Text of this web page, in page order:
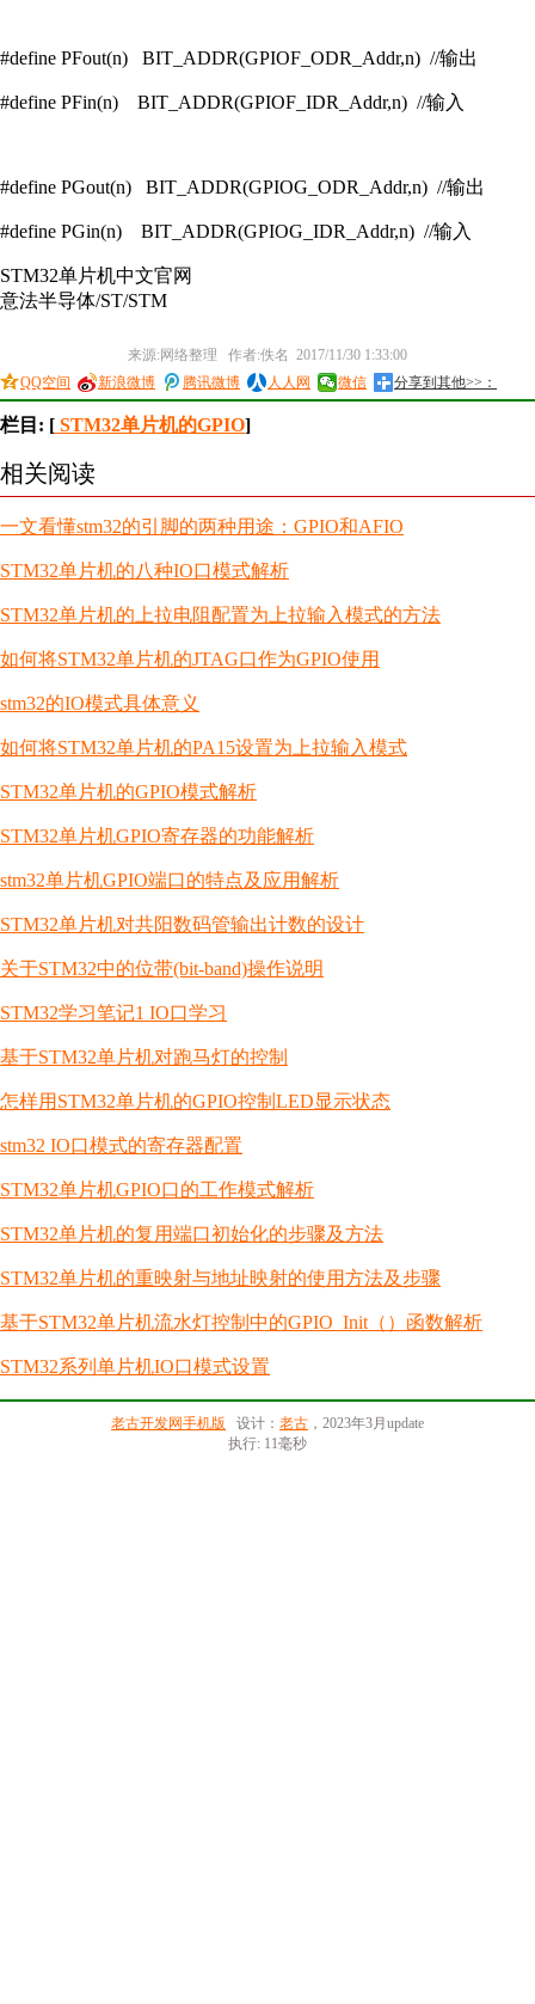
#define PFout(n) BIT_ADDR(GPIOF_ODR_Addr,n) //输出
#define PFin(n) BIT_ADDR(GPIOF_IDR_Addr,n) //输入
#define PGout(n) BIT_ADDR(GPIOG_ODR_Addr,n) //输出
#define PGin(n) BIT_ADDR(GPIOG_IDR_Addr,n) //输入
STM32单片机中文官网
意法半导体/ST/STM
来源:网络整理 作者:佚名 2017/11/30 1:33:00
QQ空间
新浪微博 腾讯微博 人人网 微信 分享到其他>>：
栏目: [ STM32单片机的GPIO]
相关阅读
一文看懂stm32的引脚的两种用途：GPIO和AFIO
STM32单片机的八种IO口模式解析
STM32单片机的上拉电阻配置为上拉输入模式的方法
如何将STM32单片机的JTAG口作为GPIO使用
stm32的IO模式具体意义
如何将STM32单片机的PA15设置为上拉输入模式
STM32单片机的GPIO模式解析
STM32单片机GPIO寄存器的功能解析
stm32单片机GPIO端口的特点及应用解析
STM32单片机对共阳数码管输出计数的设计
关于STM32中的位带(bit-band)操作说明
STM32学习笔记1 IO口学习
基于STM32单片机对跑马灯的控制
怎样用STM32单片机的GPIO控制LED显示状态
stm32 IO口模式的寄存器配置
STM32单片机GPIO口的工作模式解析
STM32单片机的复用端口初始化的步骤及方法
STM32单片机的重映射与地址映射的使用方法及步骤
基于STM32单片机流水灯控制中的GPIO_Init（）函数解析
STM32系列单片机IO口模式设置
老古开发网手机版 设计： 老古 ，2023年3月update
执行: 11毫秒